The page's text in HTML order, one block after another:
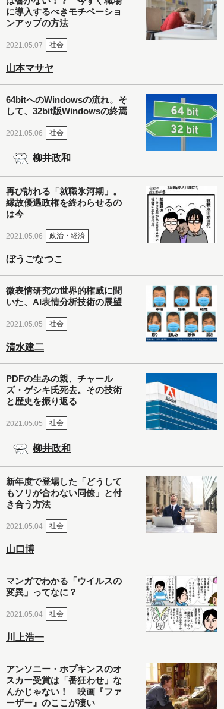
に導入するべきモチベーショ
ンアップの方法
2021.05.07 社会
山本マサヤ
64bitへのWindowsの流れ。そ
して、32bit版Windowsの終焉
2021.05.06 社会
柳井政和
再び訪れる「就職氷河期」。
縁故優遇政権を終わらせるの
は今
2021.05.06 政治・経済
ぼうごなつこ
微表情研究の世界的権威に聞
いた、AI表情分析技術の展望
2021.05.05 社会
清水建二
PDFの生みの親、チャール
ズ・ゲシキ氏死去。その技術
と歴史を振り返る
2021.05.05 社会
柳井政和
新年度で登場した「どうして
もソリが合わない同僚」と付
き合う方法
2021.05.04 社会
山口博
マンガでわかる「ウイルスの
変異」ってなに？
2021.05.04 社会
川上浩一
アンソニー・ホプキンスのオ
スカー受賞は「番狂わせ」な
んかじゃない！ 映画『ファ
ーザー』のここが凄い